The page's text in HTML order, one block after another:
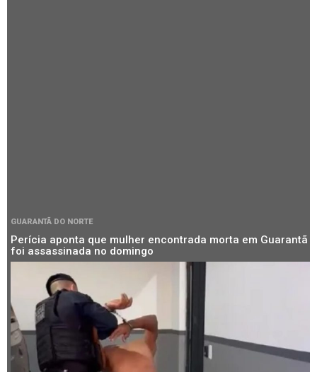
GUARANTÃ DO NORTE
Perícia aponta que mulher encontrada morta em Guarantã
foi assassinada no domingo